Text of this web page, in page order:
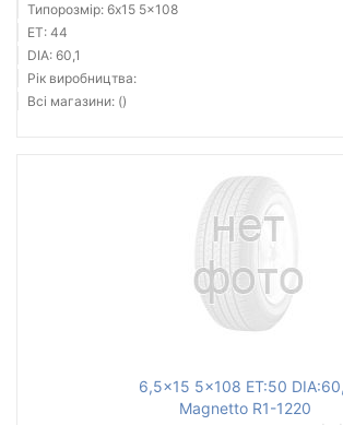
Типорозмір: 6x15 5x108
ET: 44
DIA: 60,1
Рік виробництва:
Всі магазини: ()
6,5x15 5x108 ET:50
Magnetto R1-1220